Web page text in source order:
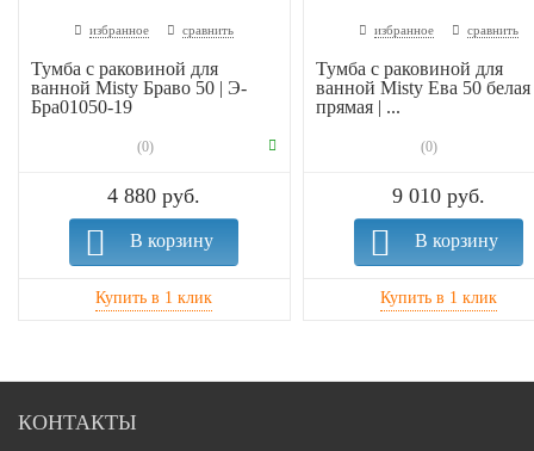
избранное сравнить
Тумба с раковиной для
ванной Misty Браво 50 | Э-
Бра01050-19
(0)
4 880 руб.
В корзину
избранное сравнить
Тумба с раковиной для
ванной Misty Ева 50 белая
прямая | ...
(0)
9 010 руб.
В корзину
КОНТАКТЫ